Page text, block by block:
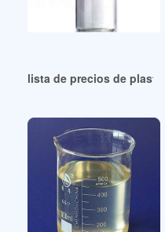
lista de precios de